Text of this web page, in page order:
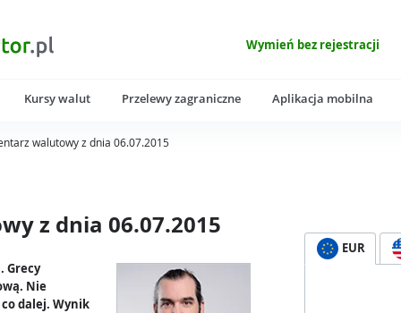
Wymień bez rejestracji
Kursy walut Przelewy zagraniczne Aplikacja mobilna
walutowy z dnia 06.07.2015
z dnia 06.07.2015
Grecy
Nie
dalej. Wynik
EUR